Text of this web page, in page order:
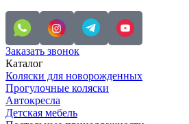
Заказать звонок
Каталог
Коляски для новорожденных
Прогулочные коляски
Автокресла
Детская мебель